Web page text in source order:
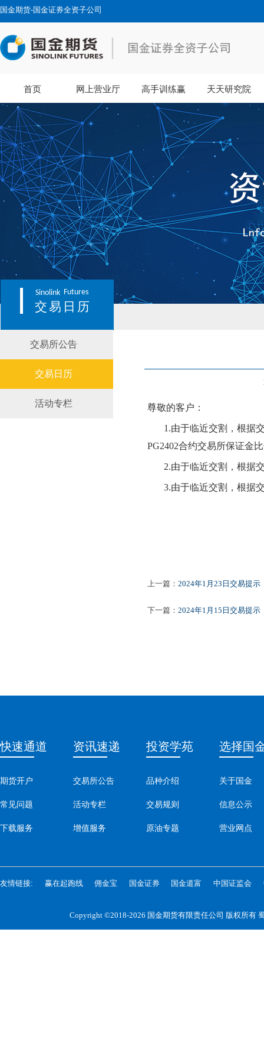
国金期货-国金证券全资子公司
首页 网上营业厅 高手训练赢 天天研究院
Sinolink Futures
交易日历
交易所公告
交易日历
活动专栏 尊敬的客户：
1.由于临近交割，根据
PG2402合约交易所保证金
2.由于临近交割，根据
3.由于临近交割，根据
上一篇： 2024年1月23日交易提示
下一篇： 2024年1月15日交易提示
快速通道
期货开户
常见问题
下载服务
资讯速递
交易所公告
活动专栏
增值服务
投资学苑
品种介绍
交易规则
原油专题
选择国
关于国金
信息公示
营业网点
友情链接: 赢在起跑线 佣金宝 国金证券 国金道富 中国证监会
Copyright ©2018-2026 国金期货有限责任公司 版权所有